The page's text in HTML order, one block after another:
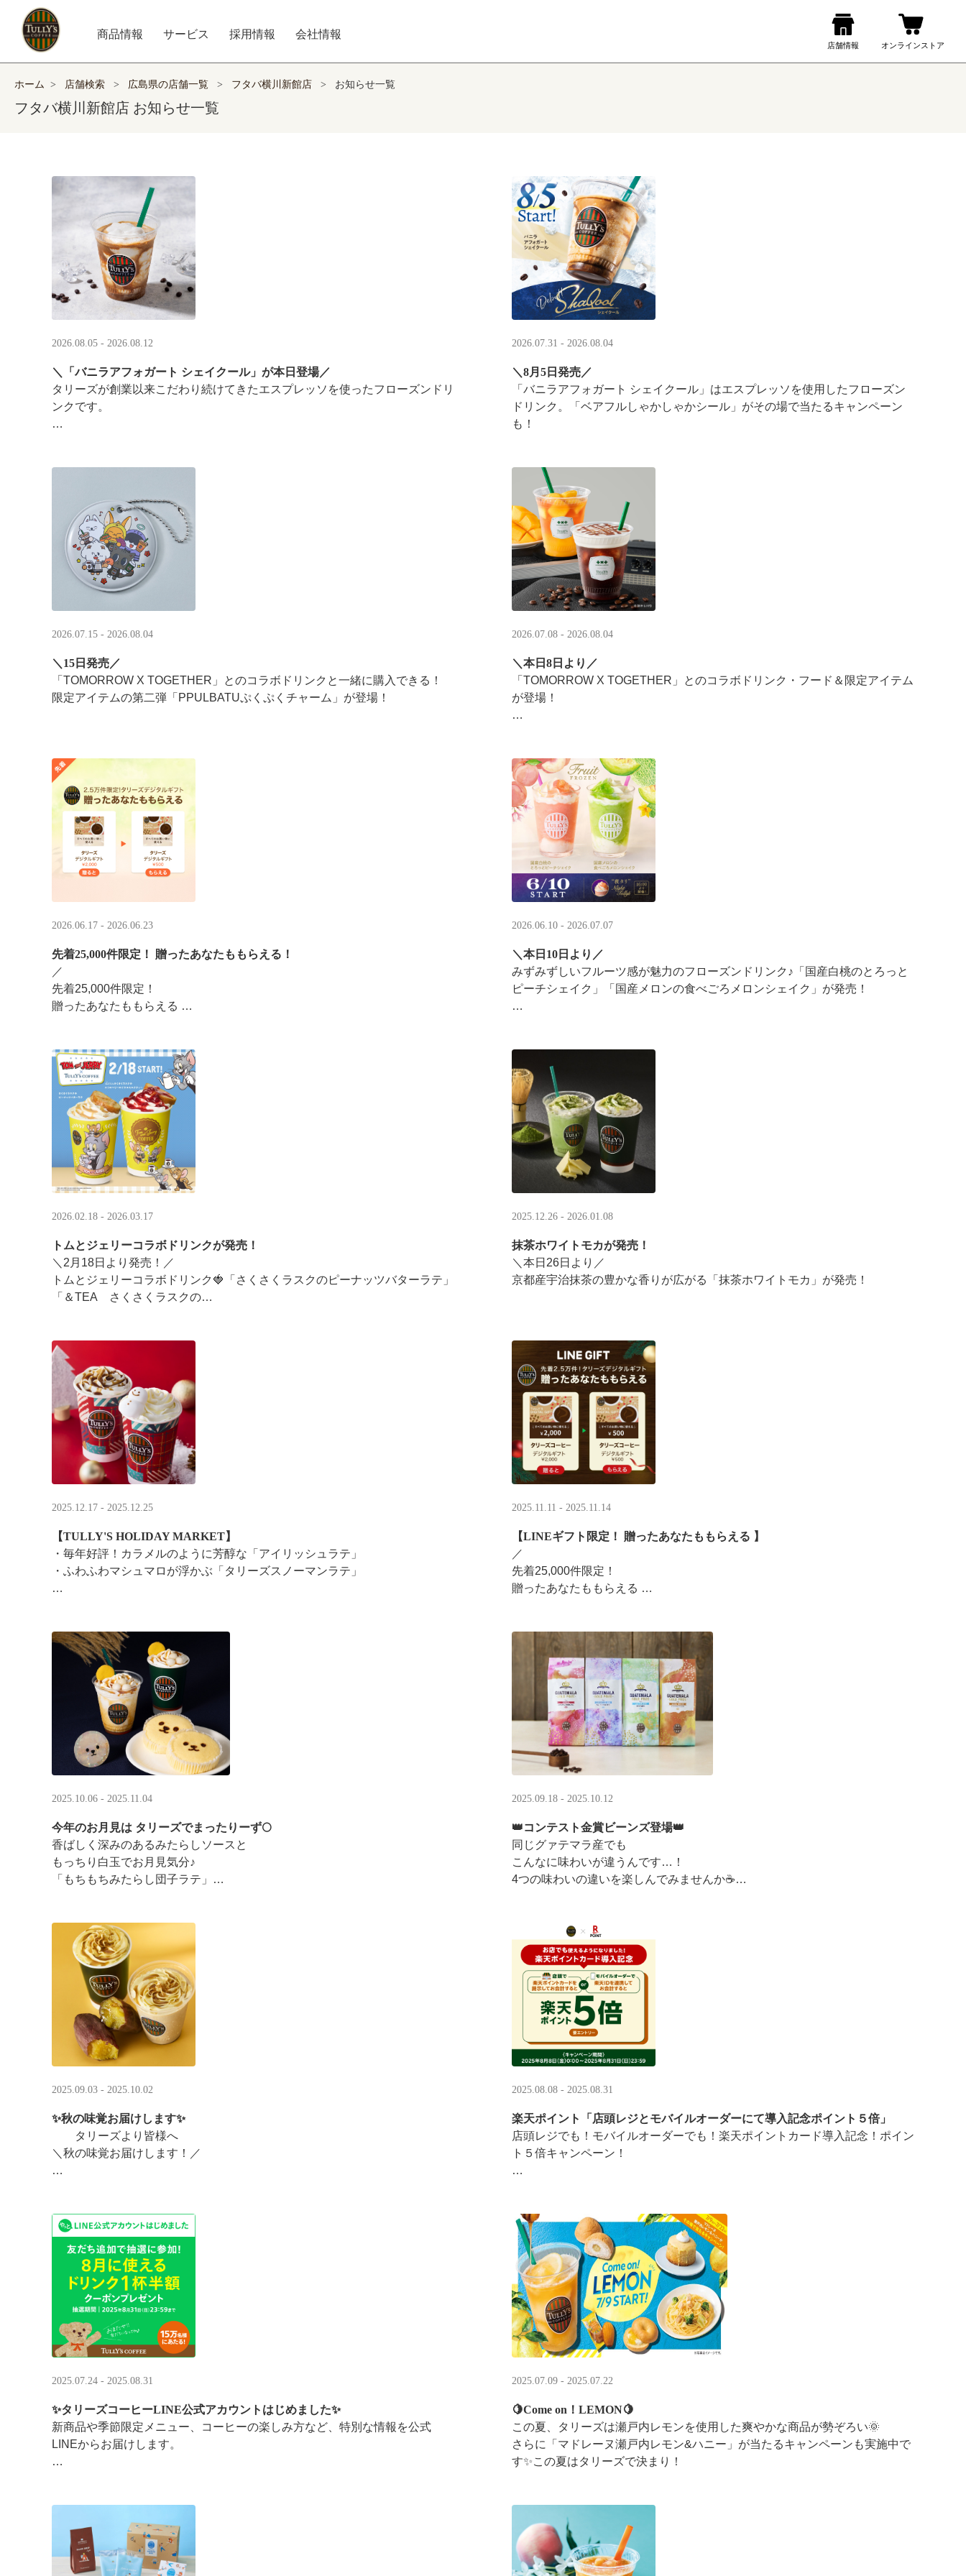
商品情報 サービス 採用情報 会社情報
ホーム > 店舗検索 > 広島県の店舗一覧 > フタバ横川新館店 > お知らせ一覧
フタバ横川新館店 お知らせ一覧
2026.08.05 - 2026.08.12
＼「バニラアフォガート シェイクール」が本日登場／
タリーズが創業以来こだわり続けてきたエスプレッソを使ったフローズンドリ
ンクです。
2026.07.31 - 2026.08.04
＼8月5日発売／
「バニラアフォガート シェイクール」はエスプレッソを使用したフローズン
ドリンク。「ベアフルしゃかしゃかシール」がその場で当たるキャンペーン
も！
2026.07.15 - 2026.08.04
＼15日発売／
「TOMORROW X TOGETHER」とのコラボドリンクと一緒に購入できる！​
限定アイテムの第二弾「PPULBATUぷくぷくチャーム」​が登場！
2026.07.08 - 2026.08.04
＼本日8日より／
「TOMORROW X TOGETHER」とのコラボドリンク・フード＆限定アイテム
が登場！
2026.06.17 - 2026.06.23
先着25,000件限定！​ 贈ったあなたももらえる！
／ ​
先着25,000件限定！​
贈ったあなたももらえる ​
LINEギフト限定！タリーズデジタルギフト2,000円分を贈ると、自分も500円
分のデジタルギフトがもらえるキャンペーンがスタ ···
2026.06.10 - 2026.07.07
＼本日10日より／
みずみずしいフルーツ感が魅力のフローズンドリンク♪「国産白桃のとろっと
ピーチシェイク」「国産メロンの食べごろメロンシェイク」が発売！
2026.02.18 - 2026.03.17
トムとジェリーコラボドリンクが発売！
＼2月18日より発売！／
トムとジェリーコラボドリンク🍓「さくさくラスクのピーナッツバターラテ」
「＆TEA さくさくラスクの
2025.12.26 - 2026.01.08
抹茶ホワイトモカが発売！
＼本日26日より／
京都産宇治抹茶の豊かな香りが広がる「抹茶ホワイトモカ」が発売！
2025.12.17 - 2025.12.25
【TULLY'S HOLIDAY MARKET】
・毎年好評！カラメルのように芳醇な「アイリッシュラテ」
・ふわふわマシュマロが浮かぶ「タリーズスノーマンラテ」
2025.11.11 - 2025.11.14
【LINEギフト限定！ 贈ったあなたももらえる ​】
／ ​
先着25,000件限定！​
贈ったあなたももらえる ​
LINEギフト限定！ タリーズデジタルギフト2,000円分を贈ると、自分も500円
分のデジタルギフトがもらえるキャンペーンがス ···
2025.10.06 - 2025.11.04
今年のお月見は タリーズでまったりーず🌕
香ばしく深みのあるみたらしソースと
もっちり白玉でお月見気分♪
「もちもちみたらし団子ラテ」
お月様をモチーフにした
まんまるベアフルも皆様のご来店をお待ちしていま ···
2025.09.18 - 2025.10.12
👑コンテスト金賞ビーンズ登場👑
同じグァテマラ産でも
こんなに味わいが違うんです…！
4つの味わいの違いを楽しんでみませんか☕
グァテマラコーヒー体験イベントも実施中▼
2025.09.03 - 2025.10.02
✨秋の味覚お届けします✨
タリーズより皆様へ
＼秋の味覚お届けします！／
実りの秋らしいほっこりフードも続々登場です♪
涼しい店内で一足早い秋の訪 ···
2025.08.08 - 2025.08.31
楽天ポイント「店頭レジとモバイルオーダーにて導入記念ポイント５倍」
店頭レジでも！モバイルオーダーでも！楽天ポイントカード導入記念！ポイン
ト５倍キャンペーン！
8/8（金）0:00～8/31 ···
2025.07.24 - 2025.08.31
✨タリーズコーヒーLINE公式アカウントはじめました✨
新商品や季節限定メニュー、コーヒーの楽しみ方など、特別な情報を公式
LINEからお届けします。
2025.07.09 - 2025.07.22
🍋Come on！LEMON🍋
この夏、タリーズは瀬戸内レモンを使用した爽やかな商品が勢ぞろい🌞
さらに「マドレーヌ瀬戸内レモン&ハニー」が当たるキャンペーンも実施中で
す✨この夏はタリーズで決まり！